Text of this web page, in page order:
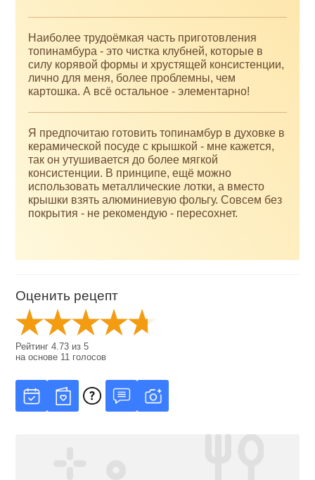
Наиболее трудоёмкая часть приготовления
топинамбура - это чистка клубней, которые в
силу корявой формы и хрустящей консистенции,
лично для меня, более проблемны, чем
картошка. А всё остальное - элементарно!
Я предпочитаю готовить топинамбур в духовке в
керамической посуде с крышкой - мне кажется,
так он утушивается до более мягкой
консистенции. В принципе, ещё можно
использовать металлические лотки, а вместо
крышки взять алюминиевую фольгу. Совсем без
покрытия - не рекомендую - пересохнет.
Оценить рецепт
Рейтинг4.73 из5
на основе 11 голосов